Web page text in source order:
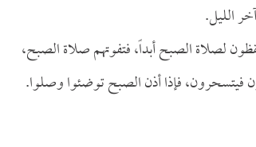
الليل.
لصلاة الصبح أبداً، فتفوتهم صلاة الصبح،
فيتسحرون، فإذا أذن الصبح توضئوا وصلوا.